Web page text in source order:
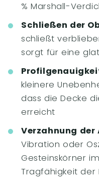
% Marshall-
Schließen der
schließt
sorgt für eine
kleinere
dass die Decke
erreicht
Verzahnung
Vibration oder
Gesteinskörner
Tragfähigkeit der